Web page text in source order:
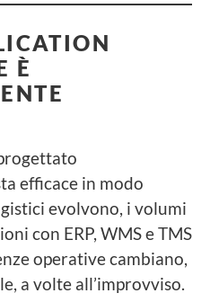
È
efficace in modo
evolvono, i volumi
con ERP, WMS e TMS
operative cambiano,
a volte all’improvviso.